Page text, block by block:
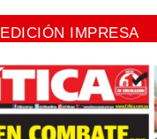
EDICIÓN IMPRESA